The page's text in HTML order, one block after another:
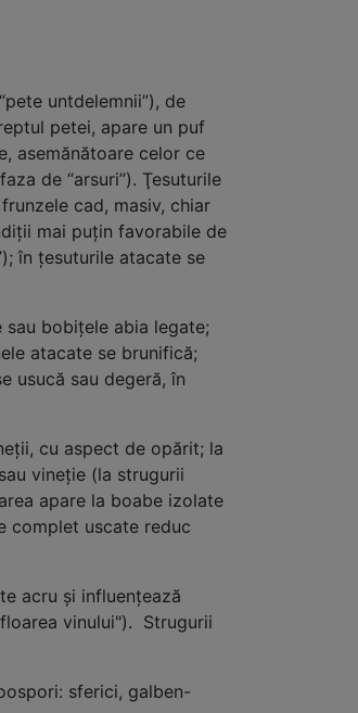
untdelemnii”), de
petei, apare un puf
asemănătoare celor ce
de “arsuri”). Ţesuturile
cad, masiv, chiar
mai puţin favorabile de
în ţesuturile atacate se
bobiţele abia legate;
atacate se brunifică;
usucă sau degeră, în
cu aspect de opărit; la
vineţie (la strugurii
apare la boabe izolate
complet uscate reduc
acru şi influenţează
vinului"). Strugurii
sferici, galben-